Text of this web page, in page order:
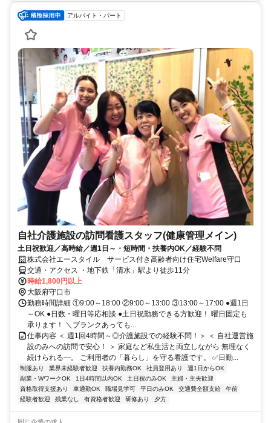
アルバイト・パート
自社介護施設の訪問看護スタッフ(健康管理メイン)
土日祝歓迎／高時給／週1日～・短時間・扶養内OK／経験不問
株式会社エースタイル サービス付き高齢者向け住宅Welfare守口
交通・アクセス ・地下鉄「清水」駅より徒歩11分
時給1,800円以上
大阪府守口市
勤務時間詳細 ①9:00～18:00 ②9:00～13:00 ③13:00～17:00 ●週1日
～OK ●日数・曜日等応相談 ●土日祝勤務できる方歓迎！ 曜日固定も
承ります！ ＼ブランクあっても...
仕事内容 ＜ 週1回4時間～◎介護施設での経験不問！＞ ＜ 自社運営施
設のみへの訪問で安心！ ＞ 家庭など私生活と両立しながら 無理なく
続けられる―。 ご利用者の「暮らし」を守る看護です。 ✅日勤...
制服あり 業界未経験者歓迎 扶養内勤務OK 社員登用あり
週1日からOK
副業・WワークOK
1日4時間以内OK 土日祝のみOK
主婦・主夫歓迎
資格取得支援あり
車通勤OK 職場見学可 平日のみOK 交通費全額支給
午前
経験者歓迎
残業なし 有資格者歓迎 研修あり 夕方